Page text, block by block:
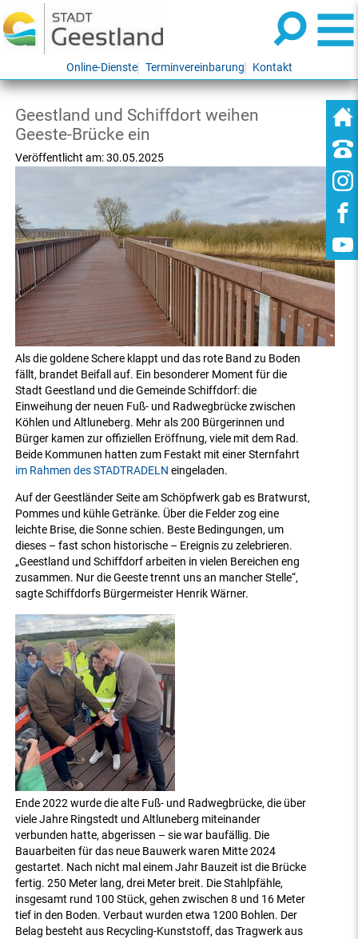
Online-Dienste Terminvereinbarung Kontakt
Geestland und Schiffdort weihen
Geeste-Brücke ein
Veröffentlicht am:30.05.2025
Als die goldene Schere klappt und das rote Band zu Boden
fällt, brandet Beifall auf. Ein besonderer Moment für die
Stadt Geestland und die Gemeinde Schiffdorf: die
Einweihung der neuen Fuß- und Radwegbrücke zwischen
Köhlen und Altluneberg. Mehr als 200 Bürgerinnen und
Bürger kamen zur offiziellen Eröffnung, viele mit dem Rad.
Beide Kommunen hatten zum Festakt mit einer Sternfahrt
im Rahmen des STADTRADELN eingeladen.
Auf der Geestländer Seite am Schöpfwerk gab es Bratwurst,
Pommes und kühle Getränke. Über die Felder zog eine
leichte Brise, die Sonne schien. Beste Bedingungen, um
dieses – fast schon historische – Ereignis zu zelebrieren.
„Geestland und Schiffdorf arbeiten in vielen Bereichen eng
zusammen. Nur die Geeste trennt uns an mancher Stelle“,
sagte Schiffdorfs Bürgermeister Henrik Wärner.
Ende 2022 wurde die alte Fuß- und Radwegbrücke, die über
viele Jahre Ringstedt und Altluneberg miteinander
verbunden hatte, abgerissen – sie war baufällig. Die
Bauarbeiten für das neue Bauwerk waren Mitte 2024
gestartet. Nach nicht mal einem Jahr Bauzeit ist die Brücke
fertig. 250 Meter lang, drei Meter breit. Die Stahlpfähle,
insgesamt rund 100 Stück, gehen zwischen 8 und 16 Meter
tief in den Boden. Verbaut wurden etwa 1200 Bohlen. Der
Belag besteht aus Recycling-Kunststoff, das Tragwerk aus